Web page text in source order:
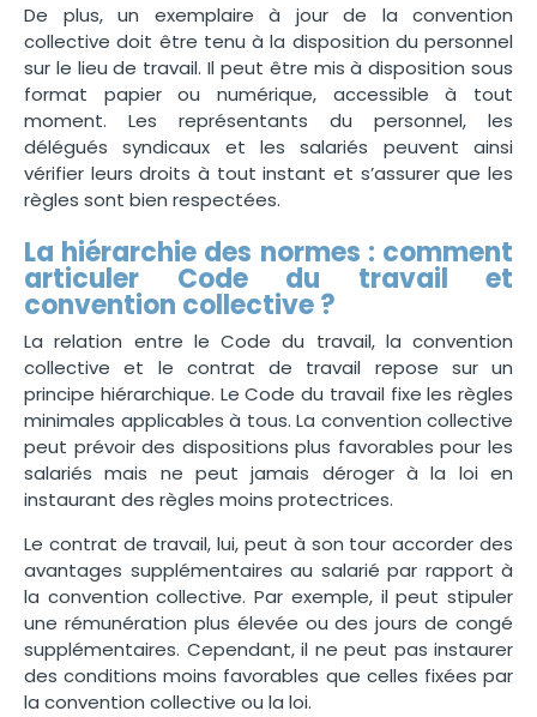
De plus, un exemplaire à jour de la convention
collective doit être tenu à la disposition du personnel
sur le lieu de travail. Il peut être mis à disposition sous
format papier ou numérique, accessible à tout
moment. Les représentants du personnel, les
délégués syndicaux et les salariés peuvent ainsi
vérifier leurs droits à tout instant et s’assurer que les
règles sont bien respectées.
La hiérarchie des normes : comment
articuler Code du travail et
convention collective ?
La relation entre le Code du travail, la convention
collective et le contrat de travail repose sur un
principe hiérarchique. Le Code du travail fixe les règles
minimales applicables à tous. La convention collective
peut prévoir des dispositions plus favorables pour les
salariés mais ne peut jamais déroger à la loi en
instaurant des règles moins protectrices.
Le contrat de travail, lui, peut à son tour accorder des
avantages supplémentaires au salarié par rapport à
la convention collective. Par exemple, il peut stipuler
une rémunération plus élevée ou des jours de congé
supplémentaires. Cependant, il ne peut pas instaurer
des conditions moins favorables que celles fixées par
la convention collective ou la loi.